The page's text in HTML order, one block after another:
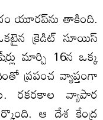
తాకింది.
క్రెడిట్‌ సూయిస్‌
మార్చి 16న ఒక్క
వ్యాప్తంగా
రకరకాల వ్యాపార
ఆ దేశ కేంద్ర